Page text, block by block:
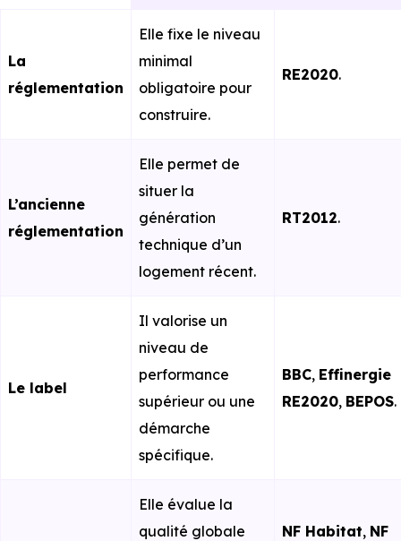
La
réglementation
Elle fixe le niveau
minimal
obligatoire pour
construire.
RE2020.
L’ancienne
réglementation
Elle permet de
situer la
génération
technique d’un
logement récent.
RT2012.
Le label
Il valorise un
niveau de
performance
supérieur ou une
démarche
spécifique.
BBC, Effinergie
RE2020, BEPOS.
Elle évalue la
qualité globale
NF Habitat, NF